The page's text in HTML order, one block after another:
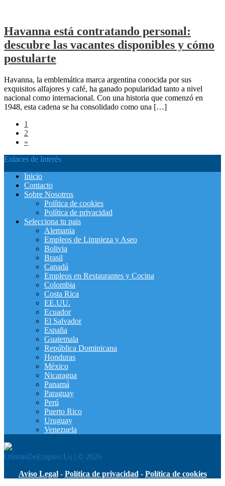
Havanna está contratando personal:
descubre las vacantes disponibles y cómo
postularte
Havanna, la emblemática marca argentina conocida por sus
exquisitos alfajores y café, ha ganado popularidad tanto a nivel
nacional como internacional. Con una historia que comenzó en
1948, esta cadena se ha consolidado como una […]
1
2
»
Enlaces de Interés
Inicio
Contacto
Sobre Nosotros
Política de cookies
Política de privacidad
Selecciona tu pais
Alemania
Empleos de Limpieza y Aseo
Bolivia
Brasil
Canadá
Empleos en Restaurantes y Cocina
Colombia
Costa Rica
EE.UU.
Ecuador
El Salvador
España
Guatemala
República Dominicana
Honduras
México
Nicaragua
Panamá
Paraguay
Perú
Puerto Rico
Uruguay
Venezuela
OfertasDeEmpleo.Us | © 2026
Aviso Legal- Política de privacidad - Política de cookies